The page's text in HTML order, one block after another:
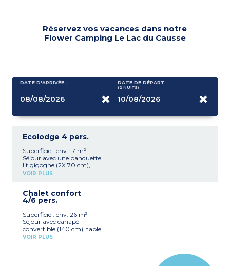
Réservez vos vacances dans notre
Flower Camping Le Lac du Causse
DATE D'ARRIVÉE : DATE DE DÉPART :
(2 NUITS)
Ecolodge 4 pers.
Superficie : env. 17 m²
Séjour avec une banquette
lit gigogne (2X 70 cm),
table, tabourets
réfrigérateur, micro-ondes,
cafetière électrique,
1 chambre avec deux lits
superposés (70 cm)
Terrasse couverte avec
salon de jardin (4 m²)
VOIR PLUS
Chalet confort
4/6 pers.
Superficie : env. 26 m²
Séjour avec canapé
convertible (140 cm), table,
chaises, télévision
VOIR PLUS